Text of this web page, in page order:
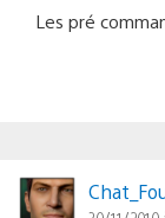
Les pré